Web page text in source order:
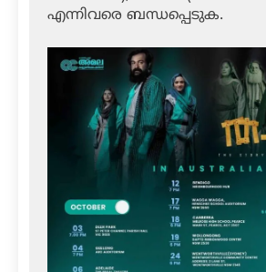
എന്നിവരെ ബന്ധപ്പെടുക.